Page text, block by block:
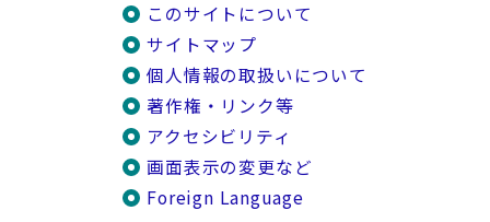
このサイトについて
サイトマップ
個人情報の取扱いについて
著作権・リンク等
アクセシビリティ
画面表示の変更など
Foreign Language